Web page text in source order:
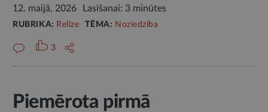
12. maijā, 2026
Lasīšanai: 3 minūtes
RUBRIKA: Relīze TĒMA: Noziedzība
3
Piemērota pirmā